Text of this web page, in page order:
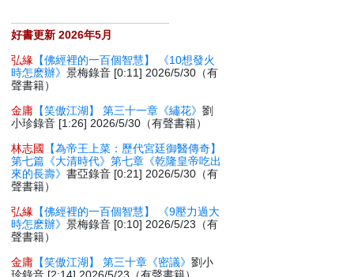
好書更新 2026年5月
弘緣 【佛經裡的一百個智慧】 《10想發火
時怎麽辦》景梅錄音 [0:11] 2026/5/30（有
聲書籍）
金庸 【笑傲江湖】 第三十一章《繡花》劉
小珍錄音 [1:26] 2026/5/30（有聲書籍）
林志國
【為帝王上菜：歷代宮廷御醫傳奇】
第七篇《大清時代》第七章《乾隆皇帝吃出
來的長壽》書亞錄音 [0:21] 2026/5/30（有
聲書籍）
弘緣 【佛經裡的一百個智慧】 《9壓力過大
時怎麽辦》景梅錄音 [0:10] 2026/5/23（有
聲書籍）
金庸 【笑傲江湖】 第三十章《密議》劉小